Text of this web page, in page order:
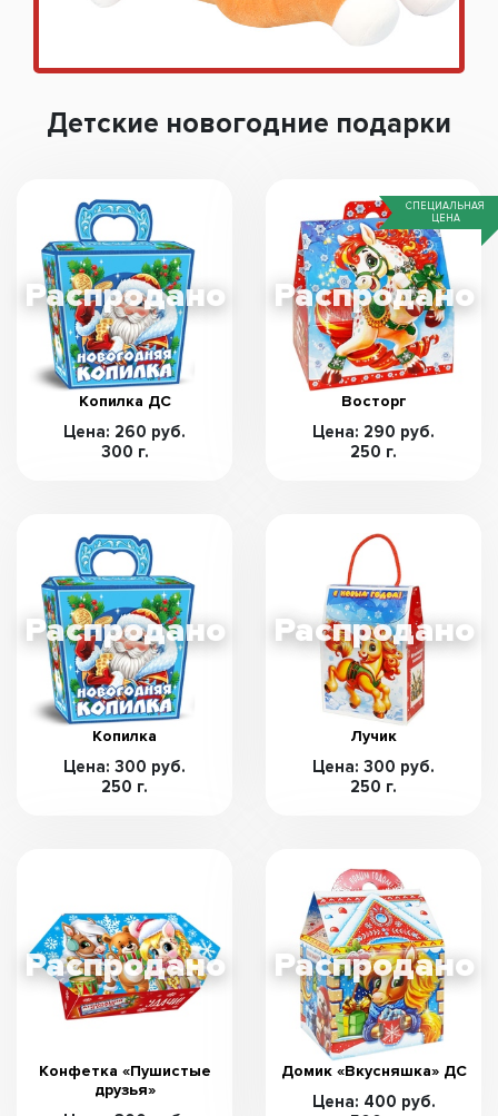
Детские новогодние подарки
Копилка ДС
Цена: 260 руб.
300 г.
СПЕЦИАЛЬНАЯ
ЦЕНА
Восторг
Цена: 290 руб.
250 г.
Копилка
Цена: 300 руб.
250 г.
Лучик
Цена: 300 руб.
250 г.
Конфетка «Пушистые
друзья»
Домик «Вкусняшка» ДС
Цена: 400 руб.